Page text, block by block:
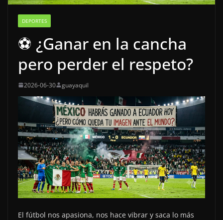
DEPORTES
⚽ ¿Ganar en la cancha
pero perder el respeto?
2026-06-30 guayaquil
El fútbol nos apasiona, nos hace vibrar y saca lo más